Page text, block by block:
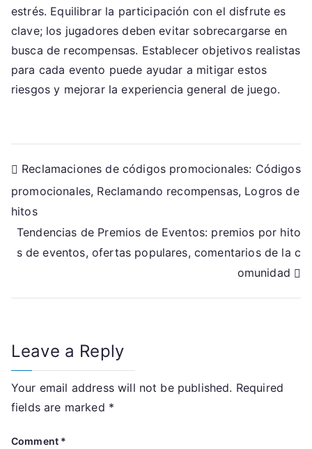
estrés. Equilibrar la participación con el disfrute es
clave; los jugadores deben evitar sobrecargarse en
busca de recompensas. Establecer objetivos realistas
para cada evento puede ayudar a mitigar estos
riesgos y mejorar la experiencia general de juego.
Post
navigation
Reclamaciones de códigos promocionales: Códigos
promocionales, Reclamando recompensas, Logros de
hitos
Tendencias de Premios de Eventos: premios por hito
s de eventos, ofertas populares, comentarios de la c
omunidad
Leave a Reply
Your email address will not be published. Required
fields are marked *
Comment *